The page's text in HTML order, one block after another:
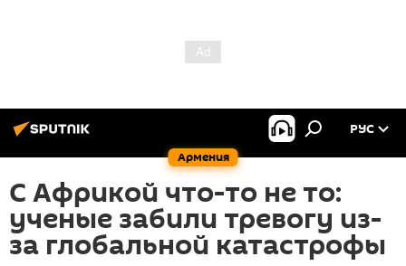
Армения
РУС
С Африкой что-то не то:
ученые забили тревогу из-
за глобальной катастрофы